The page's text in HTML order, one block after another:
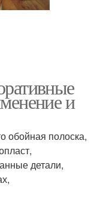
и
обойная полоска,
детали,